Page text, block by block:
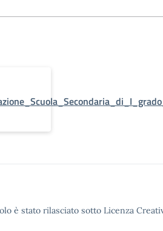
è stato rilasciato sotto Licenza